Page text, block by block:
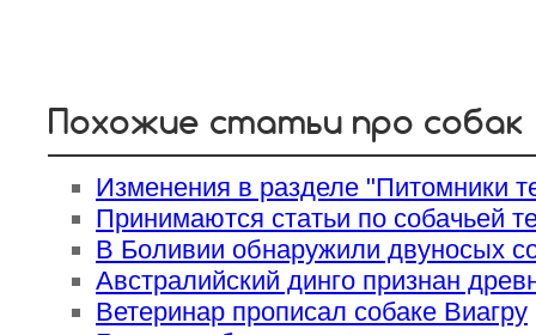
Похожие статьи про собак
Изменения в разделе "Питомники
Принимаются статьи по собачьей
В Боливии обнаружили двуносых
Австралийский динго признан
Ветеринар прописал собаке Виагру